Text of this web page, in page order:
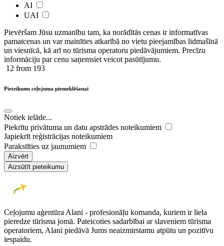
AI
UAI
Pievēršam Jūsu uzmanību tam, ka norādītās cenas ir ​informatīvas ​
pamatcenas un var mainīties atkarībā ​no ​vietu pieejamības lidmašīnā
un viesnīcā, kā arī no tūrisma operatoru piedāvājumiem. Precīzu
informāciju par cenu saņemsiet veicot pasūtījumu.
12 from 193
Pieteikums ceļojuma piemeklēšanai
Notiek ielāde...
Piekrītu privātuma un datu apstrādes noteikumiem
Japiekrīt reģistrācijas noteikumiem
Parakstīties uz jaunumiem
Aizvērt
Aizsūtīt pieteikumu
Ceļojumu aģentūra Alani - profesionāļu komanda, kuriem ir liela
pieredze tūrisma jomā. Pateicoties sadarbībai ar slaveniem tūrisma
operatoriem, Alani piedāvā Jums neaizmirstamu atpūtu un pozitīvu
iespaidu.